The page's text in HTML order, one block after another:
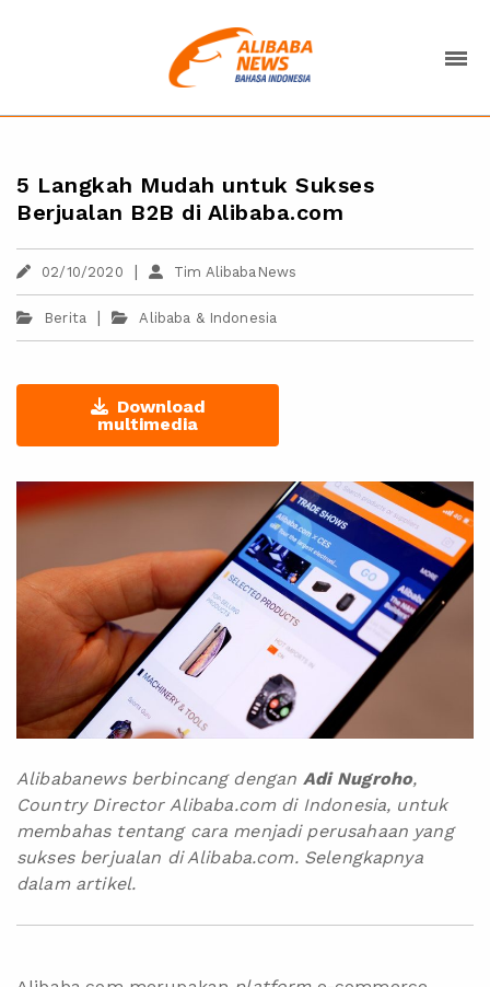
5 Langkah Mudah untuk Sukses
Berjualan B2B di Alibaba.com
02/10/2020 | Tim AlibabaNews
Berita | Alibaba & Indonesia
Download
multimedia
Alibabanews berbincang dengan Adi Nugroho,
Country Director Alibaba.com di Indonesia, untuk
membahas tentang cara menjadi perusahaan yang
sukses berjualan di Alibaba.com. Selengkapnya
dalam artikel.